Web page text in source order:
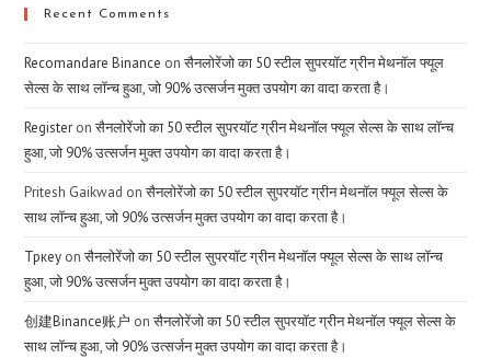
Recent Comments
Recomandare Binance onसैनलोरेंजो का 50 स्टील सुपरयॉट ग्रीन मेथनॉल फ्यूल
सेल्स के साथ लॉन्च हुआ, जो 90% उत्सर्जन मुक्त उपयोग का वादा करता है।
Register onसैनलोरेंजो का 50 स्टील सुपरयॉट ग्रीन मेथनॉल फ्यूल सेल्स के साथ लॉन्च
हुआ, जो 90% उत्सर्जन मुक्त उपयोग का वादा करता है।
Pritesh Gaikwad onसैनलोरेंजो का 50 स्टील सुपरयॉट ग्रीन मेथनॉल फ्यूल सेल्स के
साथ लॉन्च हुआ, जो 90% उत्सर्जन मुक्त उपयोग का वादा करता है।
Тркеу onसैनलोरेंजो का 50 स्टील सुपरयॉट ग्रीन मेथनॉल फ्यूल सेल्स के साथ लॉन्च
हुआ, जो 90% उत्सर्जन मुक्त उपयोग का वादा करता है।
创建Binance账户 onसैनलोरेंजो का 50 स्टील सुपरयॉट ग्रीन मेथनॉल फ्यूल सेल्स के
साथ लॉन्च हुआ, जो 90% उत्सर्जन मुक्त उपयोग का वादा करता है।